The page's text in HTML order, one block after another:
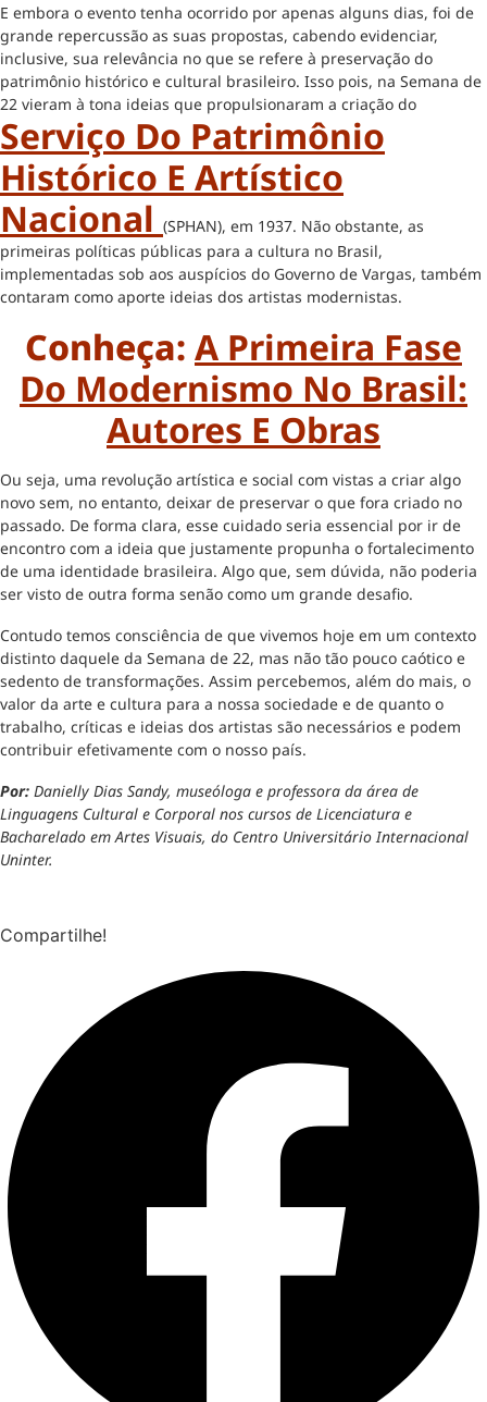
E embora o evento tenha ocorrido por apenas alguns dias, foi de
grande repercussão as suas propostas, cabendo evidenciar,
inclusive, sua relevância no que se refere à preservação do
patrimônio histórico e cultural brasileiro. Isso pois, na Semana de
22 vieram à tona ideias que propulsionaram a criação do
Serviço Do Patrimônio
Histórico E Artístico
Nacional (SPHAN), em 1937. Não obstante, as
primeiras políticas públicas para a cultura no Brasil,
implementadas sob aos auspícios do Governo de Vargas, também
contaram como aporte ideias dos artistas modernistas.
Conheça: A Primeira Fase
Do Modernismo No Brasil:
Autores E Obras
Ou seja, uma revolução artística e social com vistas a criar algo
novo sem, no entanto, deixar de preservar o que fora criado no
passado. De forma clara, esse cuidado seria essencial por ir de
encontro com a ideia que justamente propunha o fortalecimento
de uma identidade brasileira. Algo que, sem dúvida, não poderia
ser visto de outra forma senão como um grande desafio.
Contudo temos consciência de que vivemos hoje em um contexto
distinto daquele da Semana de 22, mas não tão pouco caótico e
sedento de transformações. Assim percebemos, além do mais, o
valor da arte e cultura para a nossa sociedade e de quanto o
trabalho, críticas e ideias dos artistas são necessários e podem
contribuir efetivamente com o nosso país.
Por: Danielly Dias Sandy, museóloga e professora da área de
Linguagens Cultural e Corporal nos cursos de Licenciatura e
Bacharelado em Artes Visuais, do Centro Universitário Internacional
Uninter.
Compartilhe!